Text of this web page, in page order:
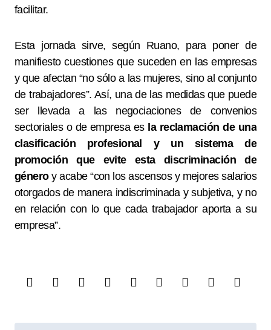
facilitar.
Esta jornada sirve, según Ruano, para poner de
manifiesto cuestiones que suceden en las empresas
y que afectan “no sólo a las mujeres, sino al conjunto
de trabajadores”. Así, una de las medidas que puede
ser llevada a las negociaciones de convenios
sectoriales o de empresa esla reclamación de una
clasificación profesional y un sistema de
promoción que evite esta discriminación de
géneroy acabe “con los ascensos y mejores salarios
otorgados de manera indiscriminada y subjetiva, y no
en relación con lo que cada trabajador aporta a su
empresa”.